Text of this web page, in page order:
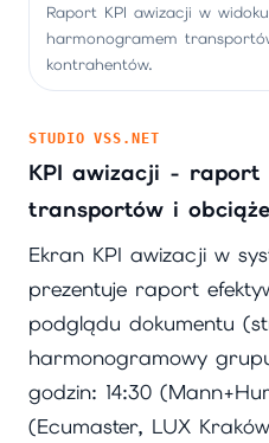
Raport KPI awizacji w
harmonogramem
kontrahentów.
STUDIO VSS.NET
KPI awizacji - raport
transportów i
Ekran KPI awizacji w
prezentuje raport
podglądu dokumentu
harmonogramowy
godzin: 14:30
(Ecumaster, LUX